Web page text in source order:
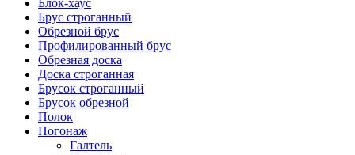
Брус строганный
Обрезной брус
Профилированный брус
Обрезная доска
Доска строганная
Брусок строганный
Брусок обрезной
Полок
Погонаж
Галтель